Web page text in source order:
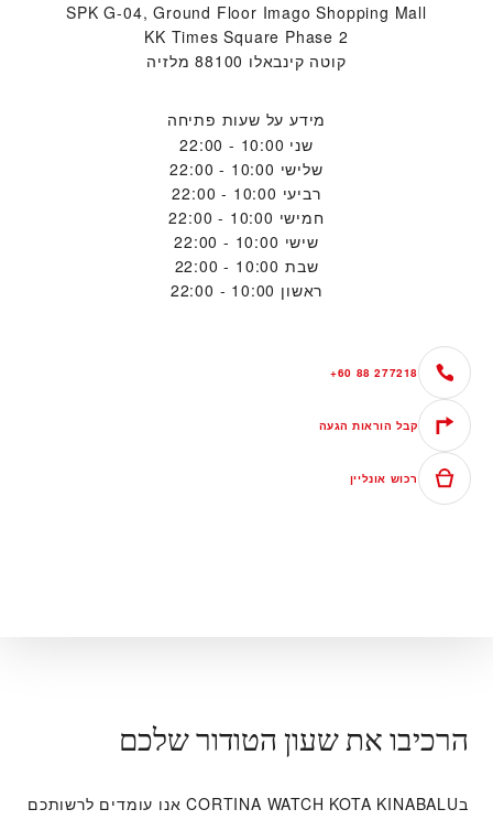
SPK G-04, Ground Floor Imago Shopping Mall
KK Times Square Phase 2
קוטה קינבאלו 88100 מלזיה
מידע על שעות פתיחה
שני 10:00 - 22:00
שלישי 10:00 - 22:00
רביעי 10:00 - 22:00
חמישי 10:00 - 22:00
שישי 10:00 - 22:00
שבת 10:00 - 22:00
ראשון 10:00 - 22:00
+60 88 277218
קבל הוראות הגעה
רכוש אונליין
הרכיבו את שעון הטודור שלכם
ב‭CORTINA WATCH KOTA KINABALU‬ אנו עומדים לרשותכם